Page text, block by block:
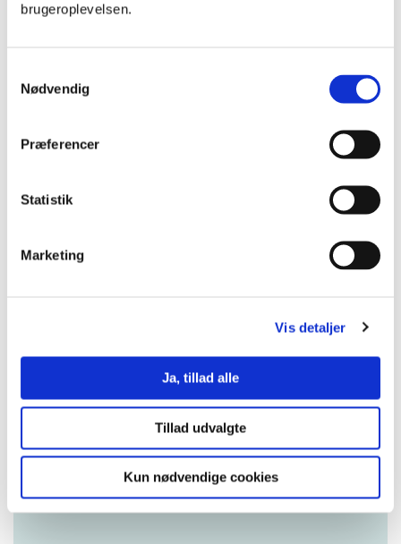
brugeroplevelsen.
Nødvendig
Præferencer
Statistik
Marketing
Vis detaljer
Ja, tillad alle
Tillad udvalgte
Kun nødvendige cookies
tilskud til
Kontakt
Mette Camilla Vinggaard, Lektor i socialt
arbejde og konsulent
og Velfærdsforskning
24 82 53 17
mcvi@ucl.dk